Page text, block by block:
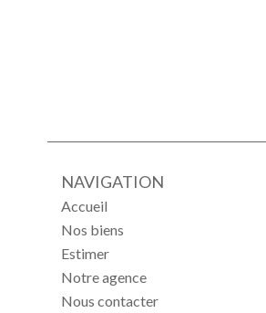
NAVIGATION
Accueil
Nos biens
Estimer
Notre agence
Nous contacter